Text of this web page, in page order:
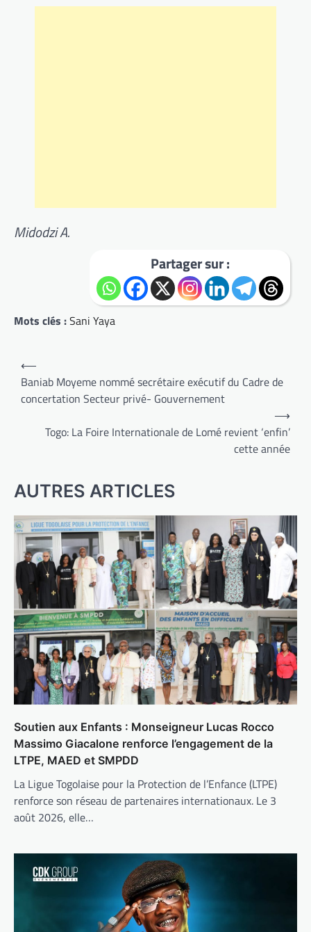
Midodzi A.
Partager sur :
Mots clés :Sani Yaya
Navigation
de
l’article
⟵
Baniab Moyeme nommé secrétaire exécutif du Cadre de
concertation Secteur privé- Gouvernement
Togo: La Foire Internationale de Lomé revient ‘enfin’
cette année
⟶
AUTRES ARTICLES
Soutien aux Enfants : Monseigneur Lucas Rocco
Massimo Giacalone renforce l’engagement de la
LTPE, MAED et SMPDD
La Ligue Togolaise pour la Protection de l’Enfance (LTPE)
renforce son réseau de partenaires internationaux. Le 3
août 2026, elle…